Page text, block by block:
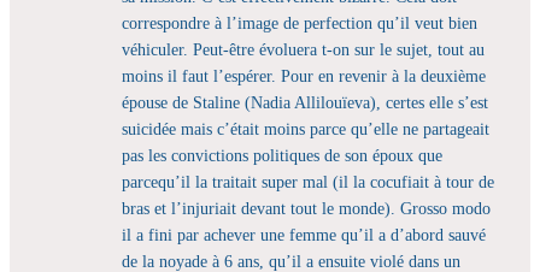
correspondre à l’image de perfection qu’il veut bien
véhiculer. Peut-être évoluera t-on sur le sujet, tout au
moins il faut l’espérer. Pour en revenir à la deuxième
épouse de Staline (Nadia Allilouïeva), certes elle s’est
suicidée mais c’était moins parce qu’elle ne partageait
pas les convictions politiques de son époux que
parcequ’il la traitait super mal (il la cocufiait à tour de
bras et l’injuriait devant tout le monde). Grosso modo
il a fini par achever une femme qu’il a d’abord sauvé
de la noyade à 6 ans, qu’il a ensuite violé dans un